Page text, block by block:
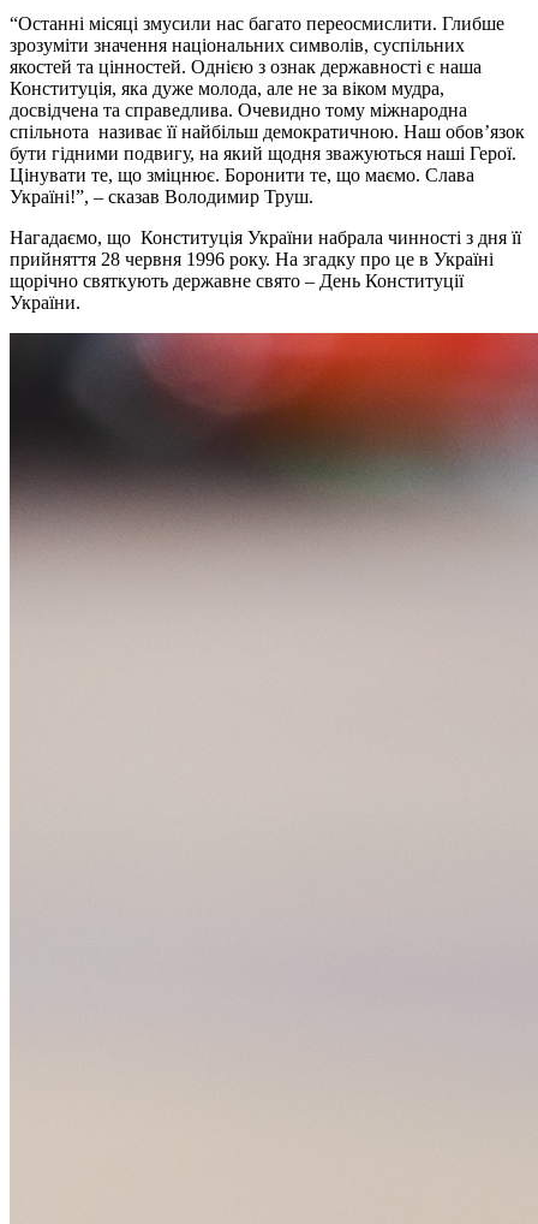
“Останнi мiсяцi змусили нас багато переосмислити. Глибше
зрозумiти значення нацiональних символiв, суспiльних
якостей та цiнностей. Однiєю з ознак державностi є наша
Конституцiя, яка дуже молода, але не за вiком мудра,
досвiдчена та справедлива. Очевидно тому мiжнародна
спiльнота називає її найбiльш демократичною. Наш обов’язок
бути гiдними подвигу, на який щодня зважуються нашi Герої.
Цiнувати те, що змiцнює. Боронити те, що маємо. Слава
Українi!”, – сказав Володимир Труш.
Нагадаємо, що Конституцiя України набрала чинностi з дня її
прийняття 28 червня 1996 року. На згадку про це в Українi
щорiчно святкують державне свято – День Конституцiї
України.